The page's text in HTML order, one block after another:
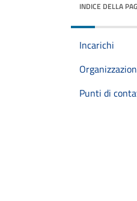
INDICE DELLA
Incarichi
Punti di